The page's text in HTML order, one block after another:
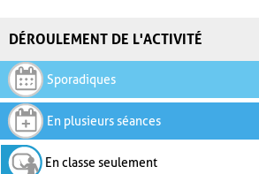
DÉROULEMENT DE L'ACTIVITÉ
Sporadiques
En plusieurs séances
En classe seulement